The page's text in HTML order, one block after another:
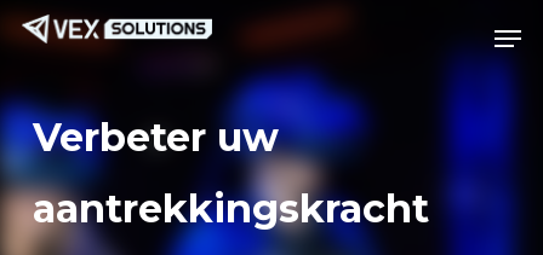
Ga
hoofdinhoud
Verbeter uw
aantrekkingskracht